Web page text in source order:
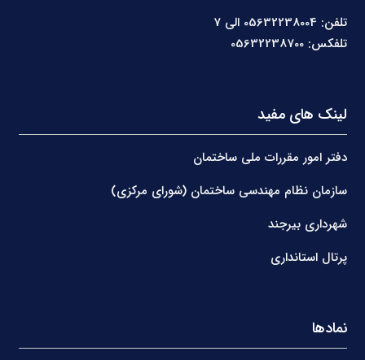
تلفن: 05632238004 الی 7
تلفکس: 05632238700
لینک های مفید
دفتر امور مقررات ملی ساختمان
سازمان نظام مهندسی ساختمان (شورای مرکزی)
شهرداری بیرجند
پرتال استانداری
نمادها